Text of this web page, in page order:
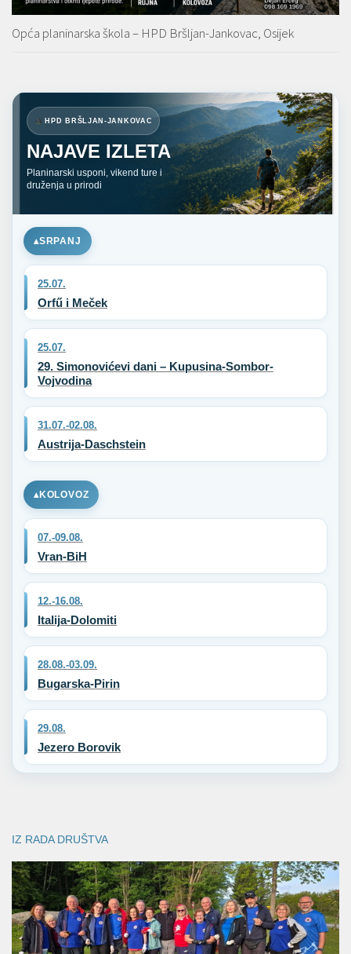
Opća planinarska škola – HPD Bršljan-Jankovac, Osijek
HPD BRŠLJAN-JANKOVAC
NAJAVE IZLETA
Planinarski usponi, vikend ture i
druženja u prirodi
SRPANJ
25.07.
Orfű i Meček
25.07.
29. Simonovićevi dani – Kupusina-Sombor-
Vojvodina
31.07.-02.08.
Austrija-Daschstein
KOLOVOZ
07.-09.08.
Vran-BiH
12.-16.08.
Italija-Dolomiti
28.08.-03.09.
Bugarska-Pirin
29.08.
Jezero Borovik
IZ RADA DRUŠTVA